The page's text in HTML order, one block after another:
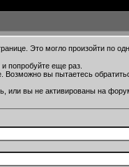
Это могло произойти по
попробуйте еще раз.
Возможно вы пытаетесь
или вы не активированы на